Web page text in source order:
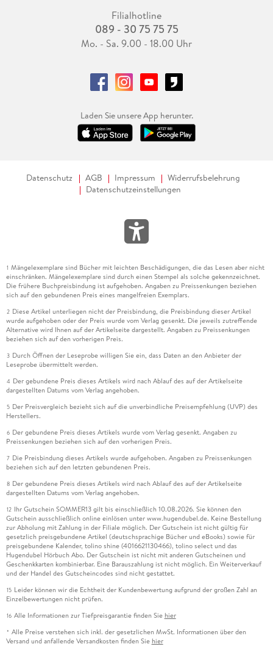
Filialhotline
089 - 30 75 75 75
Mo. - Sa. 9.00 - 18.00 Uhr
Laden Sie unsere App herunter.
Datenschutz AGB Impressum
Widerrufsbelehrung
Datenschutzeinstellungen
1 Mängelexemplare sind Bücher mit leichten Beschädigungen, die das Lesen aber nicht
einschränken. Mängelexemplare sind durch einen Stempel als solche gekennzeichnet.
Die frühere Buchpreisbindung ist aufgehoben. Angaben zu Preissenkungen beziehen
sich auf den gebundenen Preis eines mangelfreien Exemplars.
2 Diese Artikel unterliegen nicht der Preisbindung, die Preisbindung dieser Artikel
wurde aufgehoben oder der Preis wurde vom Verlag gesenkt. Die jeweils zutreffende
Alternative wird Ihnen auf der Artikelseite dargestellt. Angaben zu Preissenkungen
beziehen sich auf den vorherigen Preis.
3 Durch Öffnen der Leseprobe willigen Sie ein, dass Daten an den Anbieter der
Leseprobe übermittelt werden.
4 Der gebundene Preis dieses Artikels wird nach Ablauf des auf der Artikelseite
dargestellten Datums vom Verlag angehoben.
5 Der Preisvergleich bezieht sich auf die unverbindliche Preisempfehlung (UVP) des
Herstellers.
6 Der gebundene Preis dieses Artikels wurde vom Verlag gesenkt. Angaben zu
Preissenkungen beziehen sich auf den vorherigen Preis.
7 Die Preisbindung dieses Artikels wurde aufgehoben. Angaben zu Preissenkungen
beziehen sich auf den letzten gebundenen Preis.
8 Der gebundene Preis dieses Artikels wird nach Ablauf des auf der Artikelseite
dargestellten Datums vom Verlag angehoben.
12 Ihr Gutschein SOMMER13 gilt bis einschließlich 10.08.2026. Sie können den
Gutschein ausschließlich online einlösen unter www.hugendubel.de. Keine Bestellung
zur Abholung mit Zahlung in der Filiale möglich. Der Gutschein ist nicht gültig für
gesetzlich preisgebundene Artikel (deutschsprachige Bücher und eBooks) sowie für
preisgebundene Kalender, tolino shine (4016621130466), tolino select und das
Hugendubel Hörbuch Abo. Der Gutschein ist nicht mit anderen Gutscheinen und
Geschenkkarten kombinierbar. Eine Barauszahlung ist nicht möglich. Ein Weiterverkauf
und der Handel des Gutscheincodes sind nicht gestattet.
15 Leider können wir die Echtheit der Kundenbewertung aufgrund der großen Zahl an
Einzelbewertungen nicht prüfen.
16 Alle Informationen zur Tiefpreisgarantie finden Sie hier
* Alle Preise verstehen sich inkl. der gesetzlichen MwSt. Informationen über den
Versand und anfallende Versandkosten finden Sie hier